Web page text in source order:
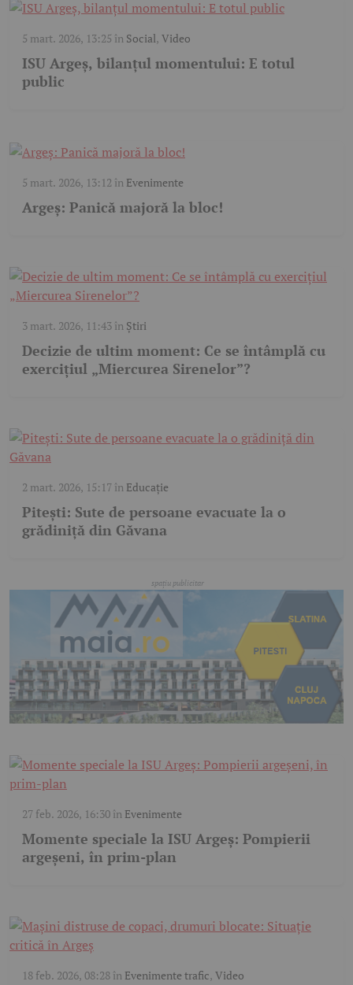
5 mart. 2026, 13:25 în Social, Video
ISU Argeș, bilanțul momentului: E totul
public
5 mart. 2026, 13:12 în Evenimente
Argeș: Panică majoră la bloc!
3 mart. 2026, 11:43 în Știri
Decizie de ultim moment: Ce se întâmplă cu
exercițiul „Miercurea Sirenelor”?
2 mart. 2026, 15:17 în Educație
Pitești: Sute de persoane evacuate la o
grădiniță din Găvana
27 feb. 2026, 16:30 în Evenimente
Momente speciale la ISU Argeș: Pompierii
argeșeni, în prim-plan
18 feb. 2026, 08:28 în Evenimente trafic, Video